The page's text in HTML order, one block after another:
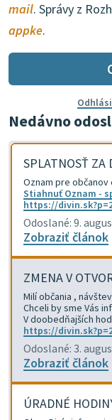
mail. Správy z
appke.
Nedávno
SPLATNOSŤ ZA
Oznam pre
Stiahnuť Oznam -
https://
Odoslané: 9.
Zobraziť článok
ZMENA V
Milí občania ,
Chceli by sme Vás
V doobedňajších
https://
Odoslané: 3.
Zobraziť článok
ÚRADNÉ